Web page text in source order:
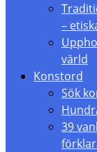
–
värld
Konstord
Sök
39